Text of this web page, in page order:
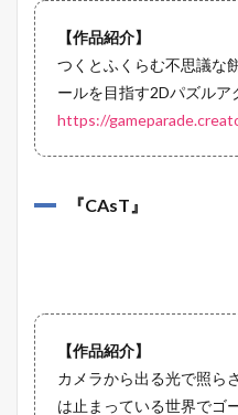
【作品紹介】
つくとふくらむ不思議な
ールを目指す2Dパズルア
https://
『CAsT 』
【作品紹介】
カメラから出る光で照ら
は止まっている世界でゴ